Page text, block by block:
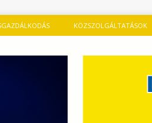
KÖZSZOLGÁLTATÁSOK